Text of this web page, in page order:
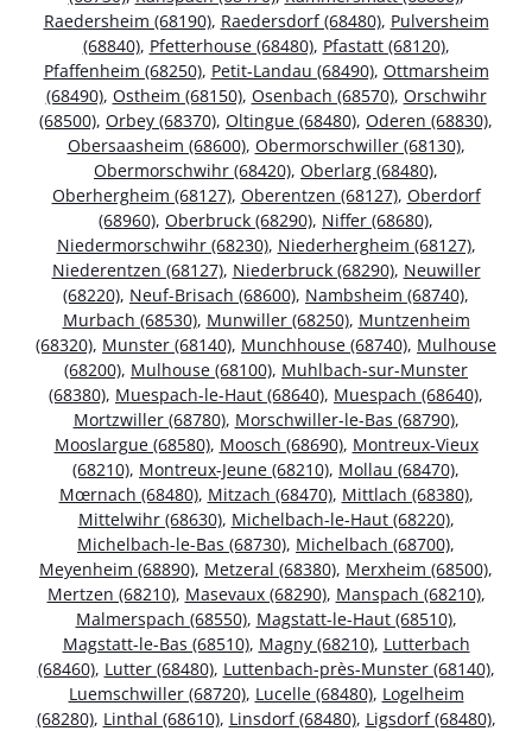
Raedersheim (68190), Raedersdorf (68480), Pulversheim
(68840), Pfetterhouse (68480), Pfastatt (68120),
Pfaffenheim (68250), Petit-Landau (68490), Ottmarsheim
(68490), Ostheim (68150), Osenbach (68570), Orschwihr
(68500), Orbey (68370), Oltingue (68480), Oderen (68830),
Obersaasheim (68600), Obermorschwiller (68130),
Obermorschwihr (68420), Oberlarg (68480),
Oberhergheim (68127), Oberentzen (68127), Oberdorf
(68960), Oberbruck (68290), Niffer (68680),
Niedermorschwihr (68230), Niederhergheim (68127),
Niederentzen (68127), Niederbruck (68290), Neuwiller
(68220), Neuf-Brisach (68600), Nambsheim (68740),
Murbach (68530), Munwiller (68250), Muntzenheim
(68320), Munster (68140), Munchhouse (68740), Mulhouse
(68200), Mulhouse (68100), Muhlbach-sur-Munster
(68380), Muespach-le-Haut (68640), Muespach (68640),
Mortzwiller (68780), Morschwiller-le-Bas (68790),
Mooslargue (68580), Moosch (68690), Montreux-Vieux
(68210), Montreux-Jeune (68210), Mollau (68470),
Mœrnach (68480), Mitzach (68470), Mittlach (68380),
Mittelwihr (68630), Michelbach-le-Haut (68220),
Michelbach-le-Bas (68730), Michelbach (68700),
Meyenheim (68890), Metzeral (68380), Merxheim (68500),
Mertzen (68210), Masevaux (68290), Manspach (68210),
Malmerspach (68550), Magstatt-le-Haut (68510),
Magstatt-le-Bas (68510), Magny (68210), Lutterbach
(68460), Lutter (68480), Luttenbach-près-Munster (68140),
Luemschwiller (68720), Lucelle (68480), Logelheim
(68280), Linthal (68610), Linsdorf (68480), Ligsdorf (68480),